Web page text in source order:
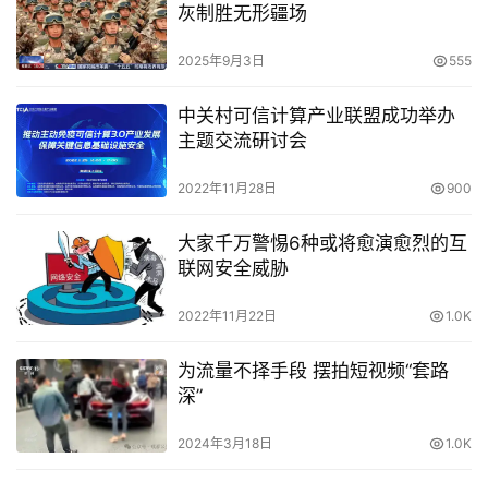
灰制胜无形疆场
2025年9月3日 555
中关村可信计算产业联盟成功举办
主题交流研讨会
2022年11月28日 900
大家千万警惕6种或将愈演愈烈的互
联网安全威胁
2022年11月22日 1.0K
为流量不择手段 摆拍短视频“套路
深”
2024年3月18日 1.0K